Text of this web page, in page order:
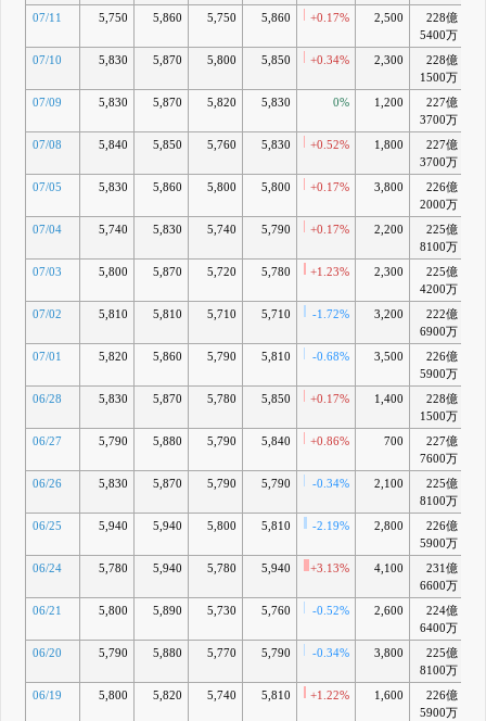
07/11 5,750 5,860 5,750 5,860 +0.17% 2,500
228億
5400万
07/10 5,830 5,870 5,800 5,850 +0.34% 2,300
228億
1500万
07/09 5,830 5,870 5,820 5,830 0% 1,200
227億
3700万
07/08 5,840 5,850 5,760 5,830 +0.52% 1,800
227億
3700万
07/05 5,830 5,860 5,800 5,800 +0.17% 3,800
226億
2000万
07/04 5,740 5,830 5,740 5,790 +0.17% 2,200
225億
8100万
07/03 5,800 5,870 5,720 5,780 +1.23% 2,300
225億
4200万
07/02 5,810 5,810 5,710 5,710 -1.72% 3,200
222億
6900万
07/01 5,820 5,860 5,790 5,810 -0.68% 3,500
226億
5900万
06/28 5,830 5,870 5,780 5,850 +0.17% 1,400
228億
1500万
06/27 5,790 5,880 5,790 5,840 +0.86% 700
227億
7600万
06/26 5,830 5,870 5,790 5,790 -0.34% 2,100
225億
8100万
06/25 5,940 5,940 5,800 5,810 -2.19% 2,800
226億
5900万
06/24 5,780 5,940 5,780 5,940 +3.13% 4,100
231億
6600万
06/21 5,800 5,890 5,730 5,760 -0.52% 2,600
224億
6400万
06/20 5,790 5,880 5,770 5,790 -0.34% 3,800
225億
8100万
06/19 5,800 5,820 5,740 5,810 +1.22% 1,600
226億
5900万